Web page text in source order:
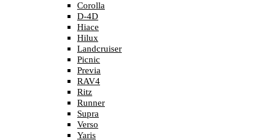
Corolla
D-4D
Hiace
Hilux
Landcruiser
Picnic
Previa
RAV4
Ritz
Runner
Supra
Verso
Yaris